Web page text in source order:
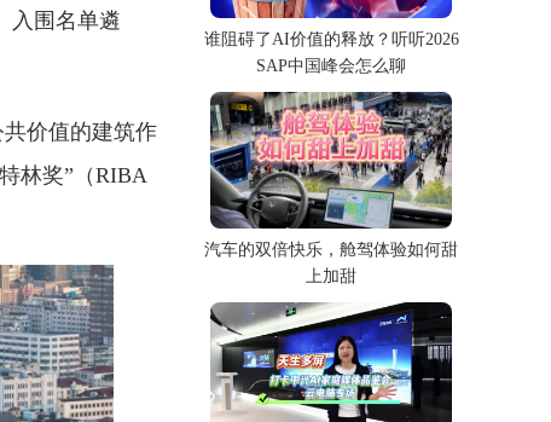
入围名单遴
价值的建筑作
林奖”（RIBA
谁阻碍了AI价值的释放？听听2026
SAP中国峰会怎么聊
汽车的双倍快乐，舱驾体验如何甜
上加甜